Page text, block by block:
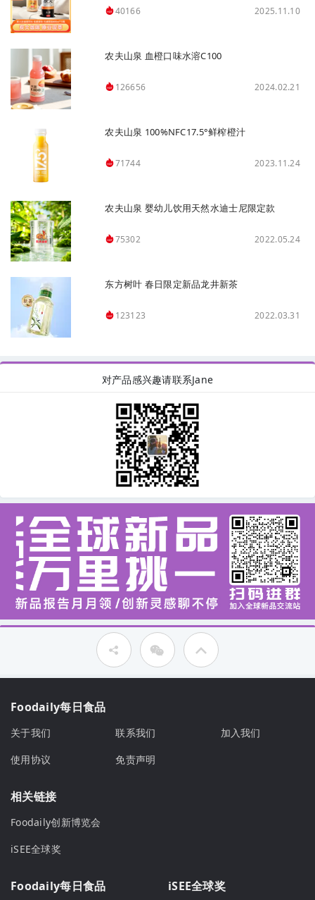
40166 2025.11.10
农夫山泉 血橙口味水溶C100
126656 2024.02.21
农夫山泉 100%NFC17.5°鲜榨橙汁
71744 2023.11.24
农夫山泉 婴幼儿饮用天然水迪士尼限定款
75302 2022.05.24
东方树叶 春日限定新品龙井新茶
123123 2022.03.31
对产品感兴趣请联系Jane
Foodaily每日食品
关于我们 联系我们
加入我们
使用协议
免责声明
相关链接
Foodaily创新博览会
iSEE全球奖
Foodaily每日食品 iSEE全球奖